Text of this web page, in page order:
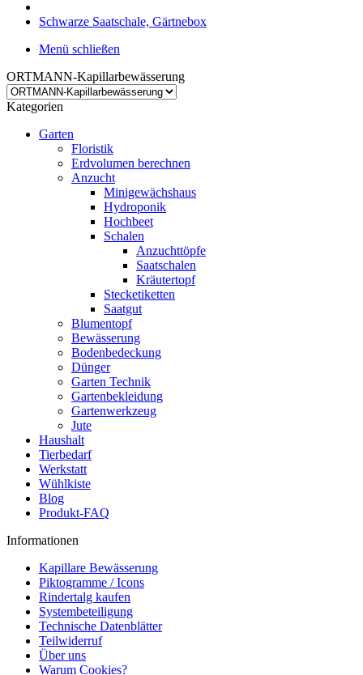
Schwarze Saatschale, Gärtnebox
Menü schließen
ORTMANN-Kapillarbewässerung
Kategorien
Garten
Floristik
Erdvolumen berechnen
Anzucht
Minigewächshaus
Hydroponik
Hochbeet
Schalen
Anzuchttöpfe
Saatschalen
Kräutertopf
Stecketiketten
Saatgut
Blumentopf
Bewässerung
Bodenbedeckung
Dünger
Garten Technik
Gartenbekleidung
Gartenwerkzeug
Jute
Haushalt
Tierbedarf
Werkstatt
Wühlkiste
Blog
Produkt-FAQ
Informationen
Kapillare Bewässerung
Piktogramme / Icons
Rindertalg kaufen
Systembeteiligung
Technische Datenblätter
Teilwiderruf
Über uns
Warum Cookies?